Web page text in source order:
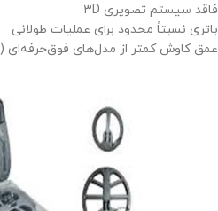
فاقد سیستم تصویری ۳D
باتری نسبتاً محدود برای عملیات طولانی
عمق کاوش کمتر از مدل‌های فوق‌حرفه‌ای (Lorenz Z1, OKM و…)